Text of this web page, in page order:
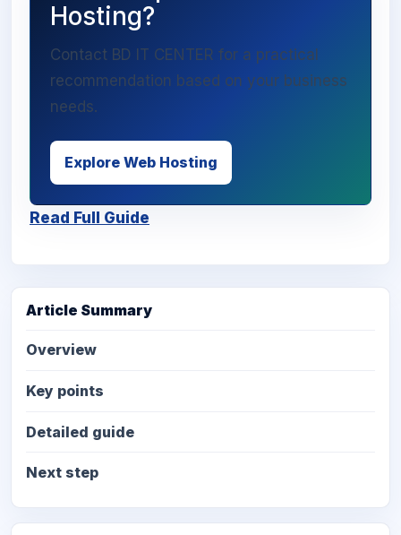
Hosting?
Contact BD IT CENTER for a practical
recommendation based on your business
needs.
Explore Web Hosting
Read Full Guide
Article Summary
Overview
Key points
Detailed guide
Next step